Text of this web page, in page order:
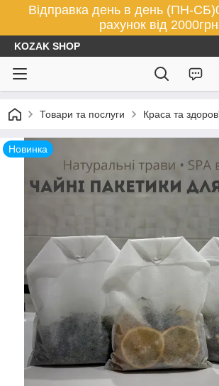
Відправка день в день (ПН-
рахунок від 2000грн
KOZAK SHOP
Товари та послуги Краса та
Новинка